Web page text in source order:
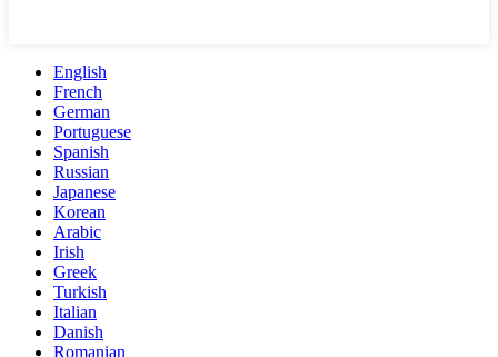
English
French
German
Portuguese
Spanish
Russian
Japanese
Korean
Arabic
Irish
Greek
Turkish
Italian
Danish
Romanian